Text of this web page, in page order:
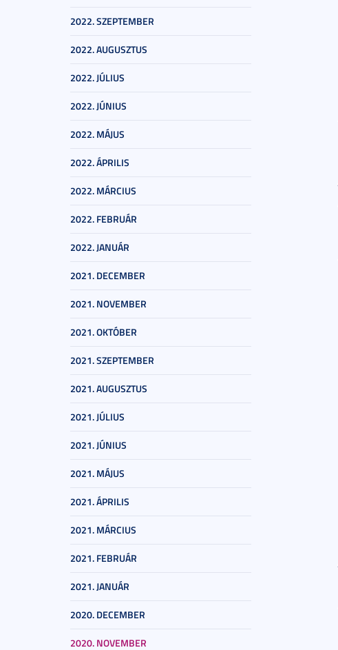
2022. SZEPTEMBER
2022. AUGUSZTUS
2022. JÚLIUS
2022. JÚNIUS
2022. MÁJUS
2022. ÁPRILIS
2022. MÁRCIUS
2022. FEBRUÁR
2022. JANUÁR
2021. DECEMBER
2021. NOVEMBER
2021. OKTÓBER
2021. SZEPTEMBER
2021. AUGUSZTUS
2021. JÚLIUS
2021. JÚNIUS
2021. MÁJUS
2021. ÁPRILIS
2021. MÁRCIUS
2021. FEBRUÁR
2021. JANUÁR
2020. DECEMBER
2020. NOVEMBER